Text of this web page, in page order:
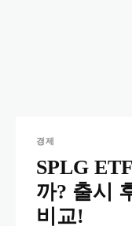
경제
SPLG
까? 출시
비교!